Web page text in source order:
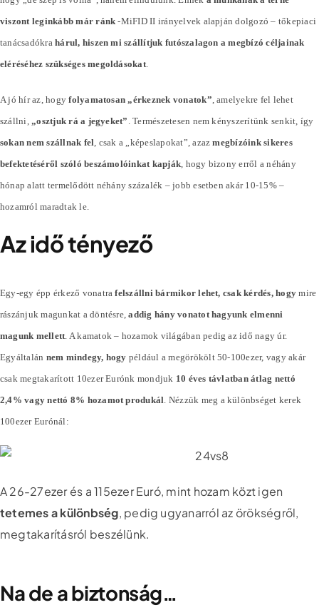
viszont leginkább már ránk -MiFID II irányelvek alapján dolgozó – tőkepiaci
tanácsadókrahárul, hiszen mi szállítjuk futószalagon a megbízó céljainak
eléréséhez szükséges megoldásokat.
A jó hír az, hogyfolyamatosan „érkeznek vonatok” , amelyekre fel lehet
szállni,„osztjuk rá a jegyeket” . Természetesen nem kényszerítünk senkit, így
sokan nem szállnak fel , csak a „képeslapokat”, azazmegbízóink sikeres
befektetéséről szóló beszámolóinkat kapják , hogy bizony erről a néhány
hónap alatt termelődött néhányszázalék – jobb esetben akár 10-15% –
hozamról maradtak le.
Az idő tényező
Egy-egy épp érkező vonatrafelszállni bármikor lehet, csak kérdés, hogy mire
rászánjuk magunkat a döntésre,addig hány vonatot hagyunk elmenni
magunk mellett . A kamatok – hozamok világában pedig az idő nagy úr.
Egyáltalán nem mindegy, hogy például a megörökölt 50-100ezer, vagy akár
csak megtakarított 10ezer Eurónk mondjuk 10 éves távlatban átlag nettó
2,4% vagy nettó 8% hozamot produkál . Nézzük meg a különbséget kerek
100ezer Eurónál:
A 26-27ezer és a 115ezer Euró, mint hozam közt igen
tetemes a különbség, pedig ugyanarról az örökségről,
megtakarításról beszélünk.
Na de a biztonság…